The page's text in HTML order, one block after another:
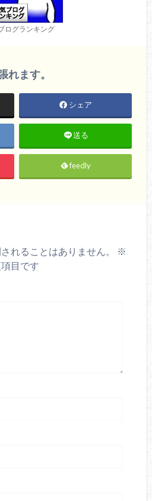
ログランキング
れます。
シェア
送る
feedly
れることはありません。
※
目です